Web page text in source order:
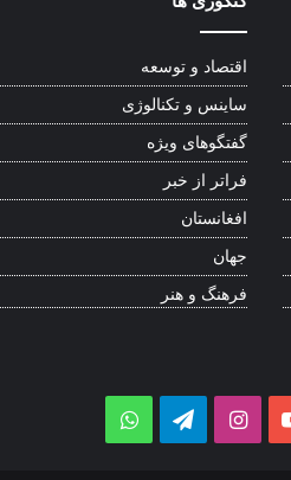
اقتصاد و توسعه
ساینس و تکنالوژی
گفتگوهای ویژه
فراتر از خبر
افغانستان
جهان
فرهنگ و هنر
YouTube
Instagram
Telegram
WhatsApp